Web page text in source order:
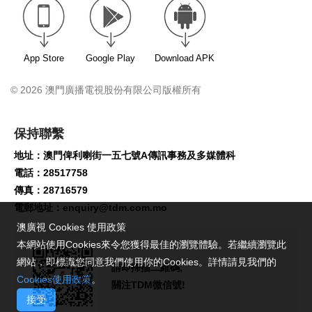
App Store Google Play Download APK
© 2026 澳門廣播電視股份有限公司版權所有
保持聯繫
地址：澳門俾利喇街一五七號A傳訊事務及多媒體科
電話：28517758
傳真：28716579
電郵地址： enquiry@tdm.com.mo
請即掃描二維碼,
關注TDM微信號!
澳廣視 Cookies 使用政策
本網站使用Cookies來令您獲得最佳的瀏覽體驗。若繼續瀏覽此
網站，即標識您同意我們使用你的Cookies。詳情請見我們的
Cookies使用政策。
接受